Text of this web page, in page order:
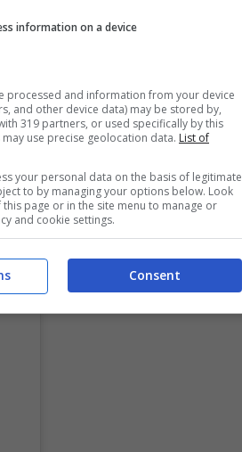
con una
non cerca solo
glam, e lei non delude
information on a device
processed and information from your device
and other device data) may be stored by,
319 partners, or used specifically by this
use precise geolocation data. List of
your personal data on the basis of legitimate
to by managing your options below. Look
page or in the site menu to manage or
and cookie settings.
Consent